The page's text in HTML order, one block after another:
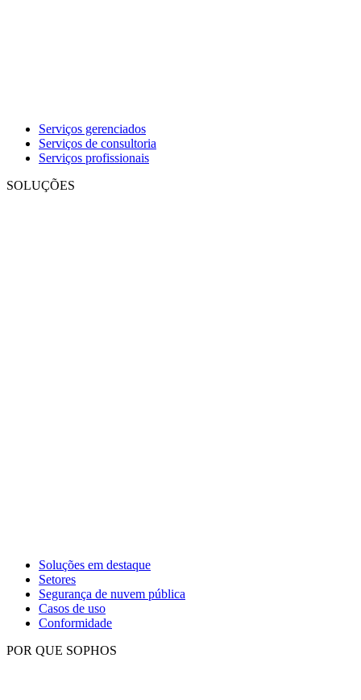
Serviços gerenciados
Serviços de consultoria
Serviços profissionais
SOLUÇÕES
Soluções em destaque
Setores
Segurança de nuvem pública
Casos de uso
Conformidade
POR QUE SOPHOS